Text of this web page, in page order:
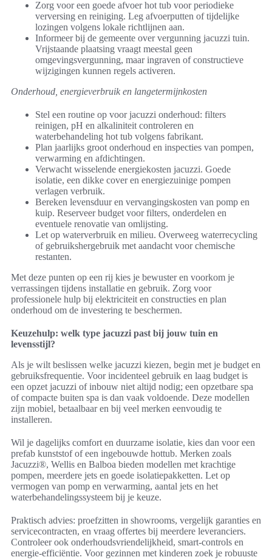
Zorg voor een goede afvoer hot tub voor periodieke
verversing en reiniging. Leg afvoerputten of tijdelijke
lozingen volgens lokale richtlijnen aan.
Informeer bij de gemeente over vergunning jacuzzi tuin.
Vrijstaande plaatsing vraagt meestal geen
omgevingsvergunning, maar ingraven of constructieve
wijzigingen kunnen regels activeren.
Onderhoud, energieverbruik en langetermijnkosten
Stel een routine op voor jacuzzi onderhoud: filters
reinigen, pH en alkaliniteit controleren en
waterbehandeling hot tub volgens fabrikant.
Plan jaarlijks groot onderhoud en inspecties van pompen,
verwarming en afdichtingen.
Verwacht wisselende energiekosten jacuzzi. Goede
isolatie, een dikke cover en energiezuinige pompen
verlagen verbruik.
Bereken levensduur en vervangingskosten van pomp en
kuip. Reserveer budget voor filters, onderdelen en
eventuele renovatie van omlijsting.
Let op waterverbruik en milieu. Overweeg waterrecycling
of gebruikshergebruik met aandacht voor chemische
restanten.
Met deze punten op een rij kies je bewuster en voorkom je
verrassingen tijdens installatie en gebruik. Zorg voor
professionele hulp bij elektriciteit en constructies en plan
onderhoud om de investering te beschermen.
Keuzehulp: welk type jacuzzi past bij jouw tuin en
levensstijl?
Als je wilt beslissen welke jacuzzi kiezen, begin met je budget en
gebruiksfrequentie. Voor incidenteel gebruik en laag budget is
een opzet jacuzzi of inbouw niet altijd nodig; een opzetbare spa
of compacte buiten spa is dan vaak voldoende. Deze modellen
zijn mobiel, betaalbaar en bij veel merken eenvoudig te
installeren.
Wil je dagelijks comfort en duurzame isolatie, kies dan voor een
prefab kunststof of een ingebouwde hottub. Merken zoals
Jacuzzi®, Wellis en Balboa bieden modellen met krachtige
pompen, meerdere jets en goede isolatiepakketten. Let op
vermogen van pomp en verwarming, aantal jets en het
waterbehandelingssysteem bij je keuze.
Praktisch advies: proefzitten in showrooms, vergelijk garanties en
servicecontracten, en vraag offertes bij meerdere leveranciers.
Controleer ook onderhoudsvriendelijkheid, smart-controls en
energie-efficiëntie. Voor gezinnen met kinderen zoek je robuuste